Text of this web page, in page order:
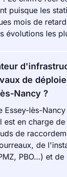
puisque les
mois de
évolutions les
de
Nancy ?
Essey-lès-
est en charge
de
de
PBO…) et de